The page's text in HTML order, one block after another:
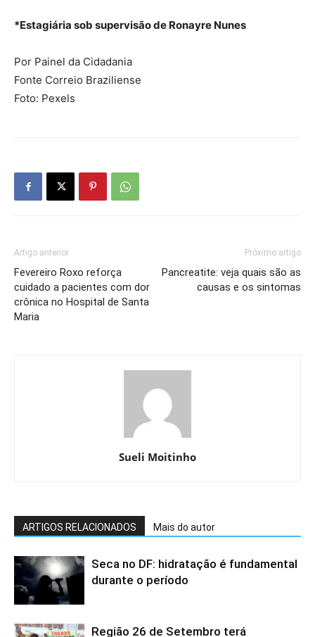
*Estagiária sob supervisão de Ronayre Nunes
Por Painel da Cidadania
Fonte Correio Braziliense
Foto: Pexels
Artigo anterior
Fevereiro Roxo reforça
cuidado a pacientes com dor
crônica no Hospital de Santa
Maria
Próximo artigo
Pancreatite: veja quais são as
causas e os sintomas
Sueli Moitinho
ARTIGOS RELACIONADOS Mais do autor
Seca no DF: hidratação é fundamental
durante o período
Região 26 de Setembro terá